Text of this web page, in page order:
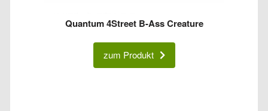
Quantum 4Street B-Ass Creature
zum Produkt